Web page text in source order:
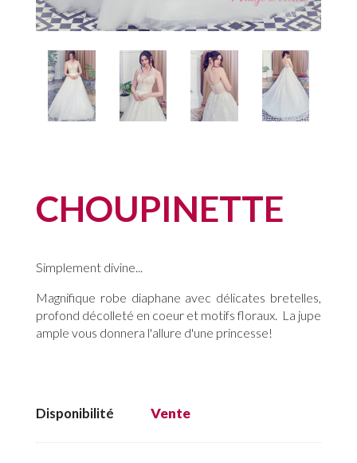
Favoris
Mon panier Connexion
EN Facebook
CHOUPINETTE
Simplement divine...
Magnifique robe diaphane avec délicates bretelles,
profond décolleté en coeur et motifs floraux. La jupe
ample vous donnera l'allure d'une princesse!
Disponibilité Vente